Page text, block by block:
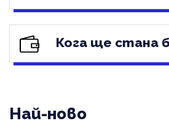
Кога ще стана
Най-ново